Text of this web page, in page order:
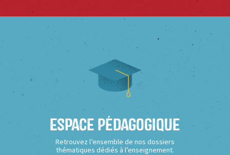
Espace Pédagogique
Retrouvez l’ensemble de nos dossiers
thématiques dédiés à l’enseignement.